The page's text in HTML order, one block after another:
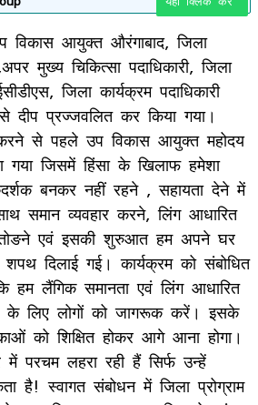
विकास आयुक्त औरंगाबाद, जिला
मुख्य चिकित्सा पदाधिकारी, जिला
जिला कार्यक्रम पदाधिकारी
दीप प्रज्जवलित कर किया गया।
से पहले उप विकास आयुक्त महोदय
गया जिसमें हिंसा के खिलाफ हमेशा
बनकर नहीं रहने , सहायता देने में
समान व्यवहार करने, लिंग आधारित
एवं इसकी शुरुआत हम अपने घर
दिलाई गई। कार्यक्रम को संबोधित
हम लैंगिक समानता एवं लिंग आधारित
के लिए लोगों को जागरूक करें। इसके
को शिक्षित होकर आगे आना होगा।
परचम लहरा रही हैं सिर्फ उन्हें
है! स्वागत संबोधन में जिला प्रोग्राम